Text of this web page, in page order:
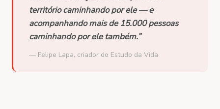
território caminhando por ele — e
acompanhando mais de 15.000 pessoas
caminhando por ele também.”
— Felipe Lapa, criador do Estudo da Vida